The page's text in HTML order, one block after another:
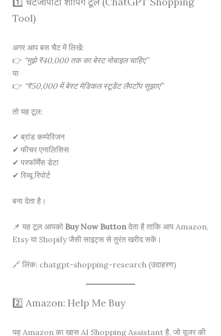
Tool)
अगर आप बस चैट में लिखें:
👉 “मुझे ₹40,000 तक का बेस्ट मोबाइल चाहिए”
या
👉 “₹50,000 में बेस्ट मेडिकल स्टूडेंट लैपटॉप सुझाएं”
तो यह टूल:
✔ ब्रांड कम्पेरिजन
✔ फीचर एनालिसिस
✔ परफॉर्मेंस डेटा
✔ रिव्यू रिपोर्ट
बना देता है।
📌 यह टूल आपको Buy Now Buttonदेता है ताकि आप Amazon,
Etsy या Shopify जैसी साइट्स से तुरंत खरीद सकें।
🔗 लिंक: chatgpt-shopping-research (उदाहरण)
2️⃣ Amazon: Help Me Buy
यह Amazon का खास AI Shopping Assistant है, जो यूजर की